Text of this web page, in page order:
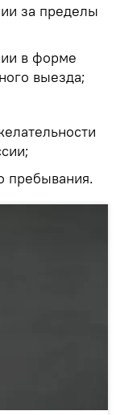
за пределы
в форме
выезда;
пребывания.